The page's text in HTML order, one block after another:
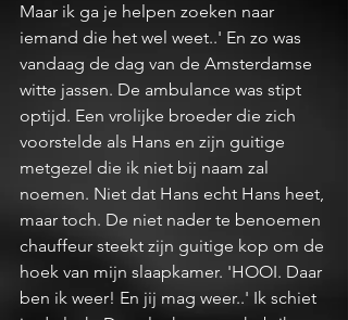
Maar ik ga je helpen zoeken naar
iemand die het wel weet..' En zo was
vandaag de dag van de Amsterdamse
witte jassen. De ambulance was stipt
optijd. Een vrolijke broeder die zich
voorstelde als Hans en zijn guitige
metgezel die ik niet bij naam zal
noemen. Niet dat Hans echt Hans heet,
maar toch. De niet nader te benoemen
chauffeur steekt zijn guitige kop om de
hoek van mijn slaapkamer. 'HOOI. Daar
ben ik weer! En jij mag weer..' Ik schiet